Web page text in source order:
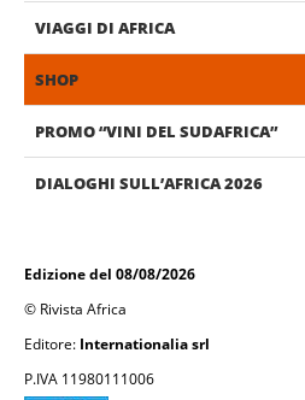
VIAGGI DI AFRICA
SHOP
PROMO “VINI DEL SUDAFRICA”
DIALOGHI SULL’AFRICA 2026
Edizione del 08/08/2026
© Rivista Africa
Editore: Internationalia srl
P.IVA 11980111006